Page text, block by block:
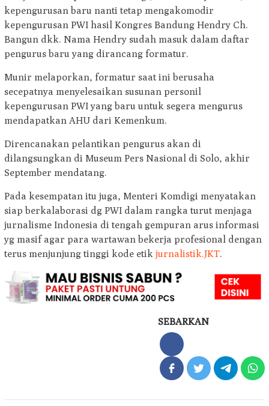
kepengurusan baru nanti tetap mengakomodir
kepengurusan PWI hasil Kongres Bandung Hendry Ch.
Bangun dkk. Nama Hendry sudah masuk dalam daftar
pengurus baru yang dirancang formatur.
Munir melaporkan, formatur saat ini berusaha
secepatnya menyelesaikan susunan personil
kepengurusan PWI yang baru untuk segera mengurus
mendapatkan AHU dari Kemenkum.
Direncanakan pelantikan pengurus akan di
dilangsungkan di Museum Pers Nasional di Solo, akhir
September mendatang.
Pada kesempatan itu juga, Menteri Komdigi menyatakan
siap berkalaborasi dg PWI dalam rangka turut menjaga
jurnalisme Indonesia di tengah gempuran arus informasi
yg masif agar para wartawan bekerja profesional dengan
terus menjunjung tinggi kode etik jurnalistik.JKT.
SEBARKAN